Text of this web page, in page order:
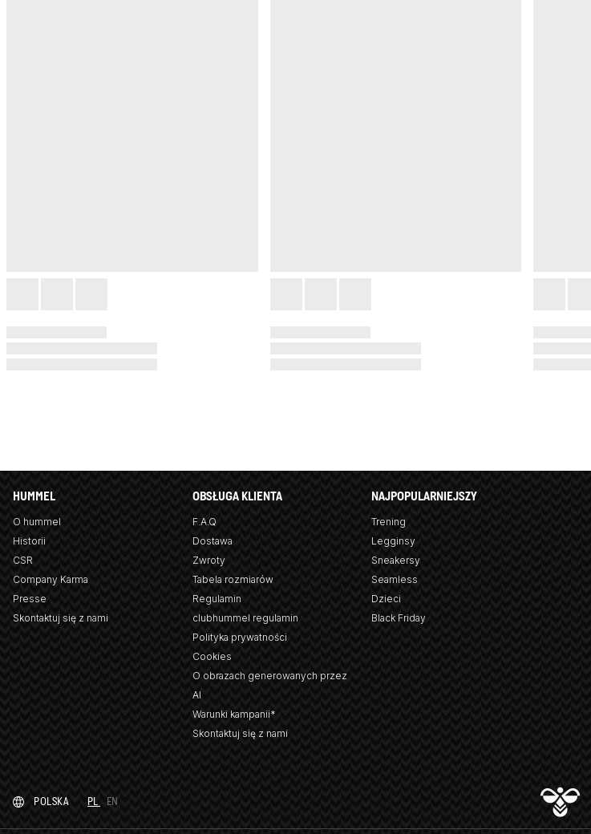
HUMMEL
O hummel
Historii
CSR
Company Karma
Presse
Skontaktuj się z nami
OBSŁUGA KLIENTA
F.A.Q
Dostawa
Zwroty
Tabela rozmiarów
Regulamin
clubhummel regulamin
Polityka prywatności
Cookies
O obrazach generowanych przez
AI
Warunki kampanii*
Skontaktuj się z nami
NAJPOPULARNIEJSZY
Trening
Legginsy
Sneakersy
Seamless
Dzieci
Black Friday
POLSKA PL EN